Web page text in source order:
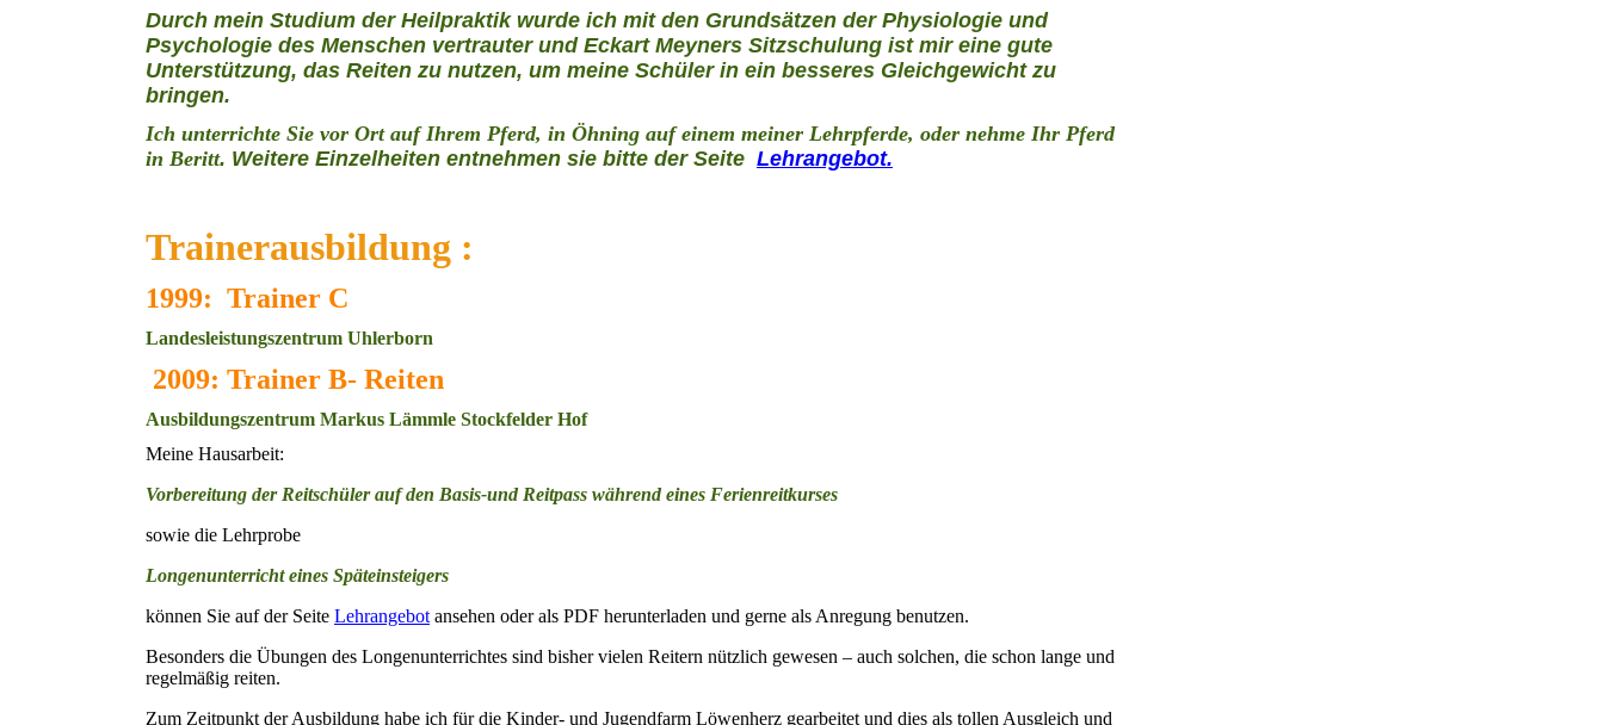
Durch mein Studium der Heilpraktik wurde ich mit den Grundsätzen der Physiologie und
Psychologie des Menschen vertrauter und Eckart Meyners Sitzschulung ist mir eine gute
Unterstützung, das Reiten zu nutzen, um meine Schüler in ein besseres Gleichgewicht zu
bringen.
Ich unterrichte Sie vor Ort auf Ihrem Pferd, in Öhning auf einem meiner Lehrpferde, oder nehme Ihr Pferd
in Beritt. Weitere Einzelheiten entnehmen sie bitte der Seite Lehrangebot.
Trainerausbildung :
1999: Trainer C
Landesleistungszentrum Uhlerborn
2009: Trainer B- Reiten
Ausbildungszentrum Markus Lämmle Stockfelder Hof
Meine Hausarbeit:
Vorbereitung der Reitschüler auf den Basis-und Reitpass während eines Ferienreitkurses
sowie die Lehrprobe
Longenunterricht eines Späteinsteigers
können Sie auf der Seite Lehrangebot ansehen oder als PDF herunterladen und gerne als Anregung benutzen.
Besonders die Übungen des Longenunterrichtes sind bisher vielen Reitern nützlich gewesen – auch solchen, die schon lange und
regelmäßig reiten.
Zum Zeitpunkt der Ausbildung habe ich für die Kinder- und Jugendfarm Löwenherz gearbeitet und dies als tollen Ausgleich und